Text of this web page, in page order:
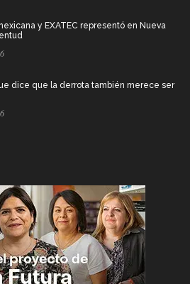
y EXATEC representó en Nueva
dice que la derrota también merece ser